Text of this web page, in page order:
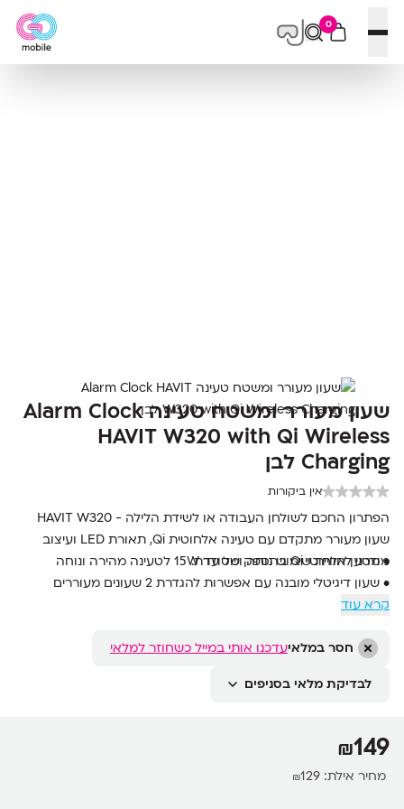
פתח תפריט
0
שעון מעורר ומשטח טעינה Alarm Clock
HAVIT W320 with Qi Wireless
Charging לבן
אין ביקורות
הפתרון החכם לשולחן העבודה או לשידת הלילה - HAVIT W320
שעון מעורר מתקדם עם טעינה אלחוטית Qi, תאורת LED ועיצוב
מודרני לחוויית שימוש נוחה ומסודרת.
• מטען אלחוטי Qi בהספק של עד 15W לטעינה מהירה ונוחה
• שעון דיגיטלי מובנה עם אפשרות להגדרת 2 שעונים מעוררים
• תאורת LED מתכווננת ליצירת אווירה נעימה ביום ובלילה
• חיבורי USB ו-Type-C לנוחות שימוש מקסימלית
קרא עוד
חסר במלאיעדכנו אותי במייל כשחוזר למלאי
לבדיקת מלאי בסניפים
₪149
מחיר אילת: ₪129